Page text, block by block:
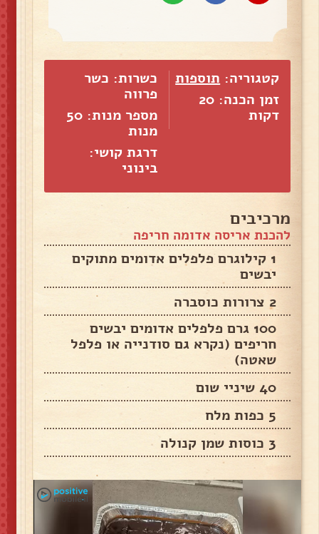
קטגוריה: תוספות
זמן הכנה: 20
דקות
כשרות: כשר
פרווה
מספר מנות: 50
מנות
דרגת קושי:
בינוני
מרכיבים
להכנת אריסה אדומה חריפה
1 קילוגרם פלפלים אדומים מתוקים
יבשים
2 צרורות כוסברה
100 גרם פלפלים אדומים יבשים
חריפים (נקרא גם סודנייה או פלפל
שאטה)
40 שיניי שום
5 כפות מלח
3 כוסות שמן קנולה